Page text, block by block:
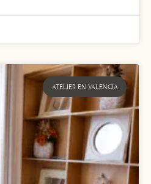
ATELIER EN VALENCIA